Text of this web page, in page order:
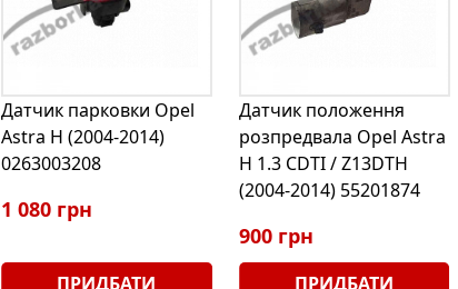
Датчик парковки Opel
Astra H (2004-2014)
0263003208
1 080 грн
ПРИДБАТИ
Датчик положення
розпредвала Opel Astra
H 1.3 CDTI / Z13DTH
(2004-2014) 55201874
900 грн
ПРИДБАТИ